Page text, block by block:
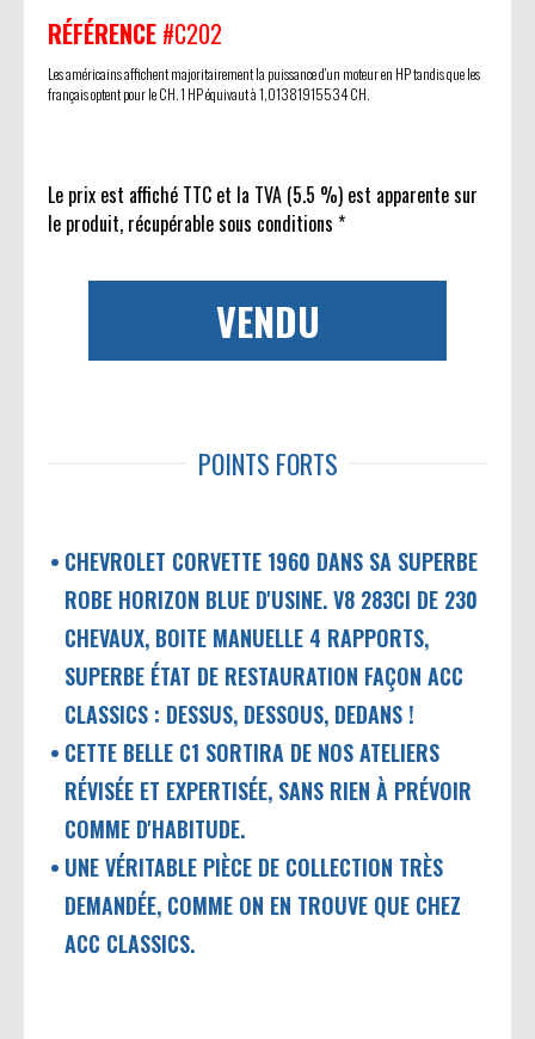
RÉFÉRENCE #C202
Les américains affichent majoritairement la puissance d'un moteur en HP tandis que les
français optent pour le CH. 1 HP équivaut à 1,01381915534 CH.
Le prix est affiché TTC et la TVA (5.5 %) est apparente sur
le produit, récupérable sous conditions *
VENDU
POINTS FORTS
CHEVROLET CORVETTE 1960 DANS SA SUPERBE
ROBE HORIZON BLUE D'USINE. V8 283CI DE 230
CHEVAUX, BOITE MANUELLE 4 RAPPORTS,
SUPERBE ÉTAT DE RESTAURATION FAÇON ACC
CLASSICS : DESSUS, DESSOUS, DEDANS !
CETTE BELLE C1 SORTIRA DE NOS ATELIERS
RÉVISÉE ET EXPERTISÉE, SANS RIEN À PRÉVOIR
COMME D'HABITUDE.
UNE VÉRITABLE PIÈCE DE COLLECTION TRÈS
DEMANDÉE, COMME ON EN TROUVE QUE CHEZ
ACC CLASSICS.